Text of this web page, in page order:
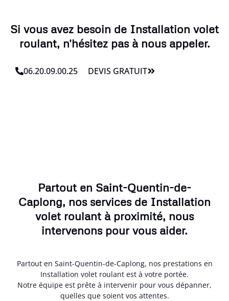
Si vous avez besoin de Installation volet
roulant, n'hésitez pas à nous appeler.
06.20.09.00.25 DEVIS GRATUIT
Partout en Saint-Quentin-de-
Caplong, nos services de Installation
volet roulant à proximité, nous
intervenons pour vous aider.
Partout en Saint-Quentin-de-Caplong, nos prestations en
Installation volet roulant est à votre portée.
Notre équipe est prête à intervenir pour vous dépanner,
quelles que soient vos attentes.